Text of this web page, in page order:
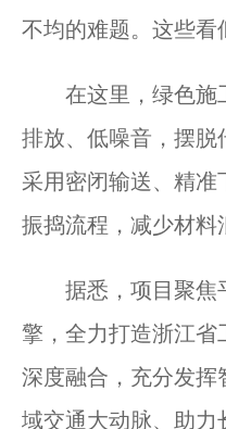
不均的难题。这些看
在这里，绿色施工
排放、低噪音，摆脱
采用密闭输送、精
振捣流程，减少材料
据悉，项目聚焦平
擎，全力打造浙江省
深度融合，充分发挥
域交通大动脉、助力